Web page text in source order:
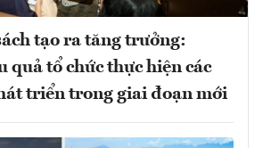
tạo ra tăng trưởng:
quả tổ chức thực hiện các
triển trong giai đoạn mới